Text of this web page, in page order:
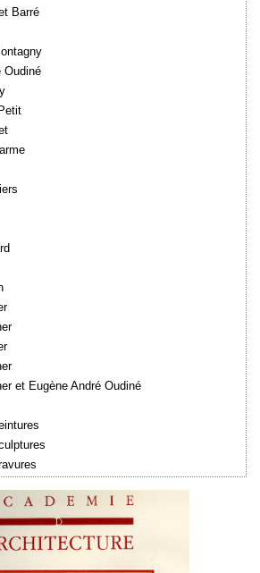
Barré
Oudiné
et Eugène André Oudiné